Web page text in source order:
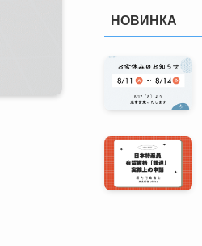
НОВИНКА